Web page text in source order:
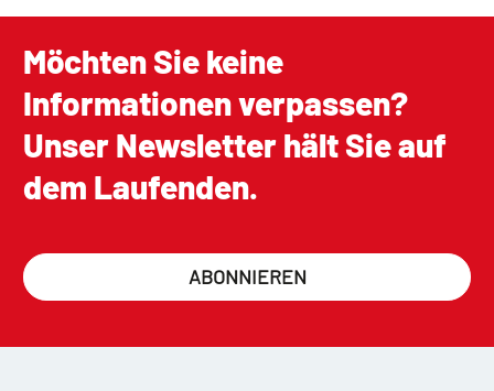
Möchten Sie keine
Informationen verpassen?
Unser Newsletter hält Sie auf
dem Laufenden.
ABONNIEREN